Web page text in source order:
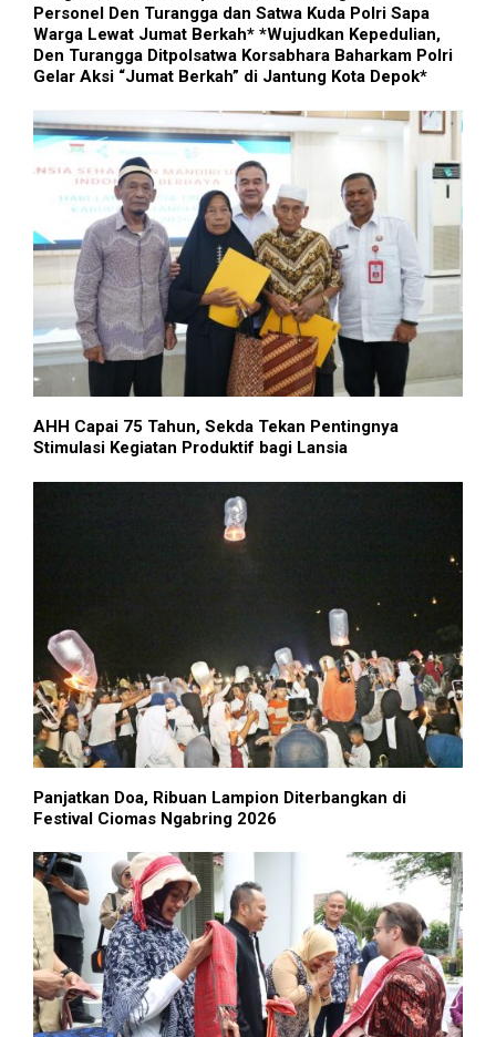
Personel Den Turangga dan Satwa Kuda Polri Sapa
Warga Lewat Jumat Berkah* *Wujudkan Kepedulian,
Den Turangga Ditpolsatwa Korsabhara Baharkam Polri
Gelar Aksi “Jumat Berkah” di Jantung Kota Depok*
AHH Capai 75 Tahun, Sekda Tekan Pentingnya
Stimulasi Kegiatan Produktif bagi Lansia
Panjatkan Doa, Ribuan Lampion Diterbangkan di
Festival Ciomas Ngabring 2026